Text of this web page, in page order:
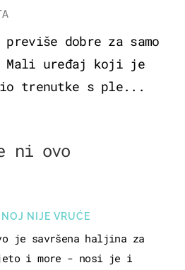
previše dobre za samo
Mali uređaj koji je
trenutke s ple...
ni ovo
NIJE VRUĆE
je savršena haljina za
i more - nosi je i